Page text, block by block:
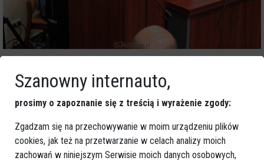
Szanowny internauto,
prosimy o zapoznanie się z treścią i wyrażenie zgody:
Zgadzam się na przechowywanie w moim urządzeniu plików
cookies, jak też na przetwarzanie w celach analizy moich
zachowań w niniejszym Serwisie moich danych osobowych,